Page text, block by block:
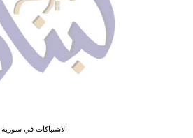
الاشتباكات في سورية